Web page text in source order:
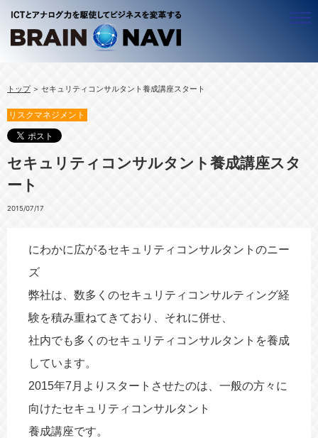
ALL
ＢＷＧ ＣＥＯ 近藤昇
ベトナムのことなら！梅里 尚子
竹守 みどり
アジア
ALL
ベトナム
ミャンマー
カンボジア
ラオス
アフリカ
ALL
ルワンダ
ウガンダ
ＩＣＴ
ALL
企業経営
官公庁・自治体
シニア
ALL
豊かな生活（ＱＯＬ）
働き方
ALL
海外で働く
キャリアマザーズ
ビジネスプロデュース
コンテンツ
地域活性化
事業創造
海外進出
経営革新
人材活用
リスクマネジメント
情報セキュリティ
経営リスク
海外進出
セミナー・イベント
ブログ
情報発信
トップ セキュリティコンサルタント養成講座スタート
リスクマネジメント
セキュリティコンサルタント養成講座スタ
ート
2015/07/17
にわかに広がるセキュリティコンサルタントのニー
ズ
弊社は、数多くのセキュリティコンサルティング経
験を積み重ねてきており、それに併せ、
社内でも多くのセキュリティコンサルタントを養成
しています。
2015年7月よりスタートさせたのは、一般の方々に
向けたセキュリティコンサルタント
養成講座です。